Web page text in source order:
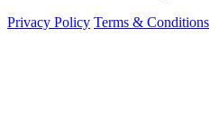
Privacy Policy Terms & Conditions